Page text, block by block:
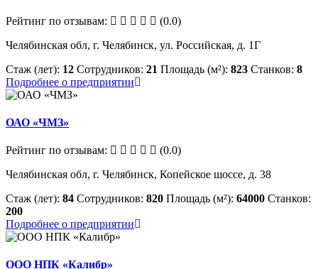
Рейтинг по отзывам:
(0.0)
Челябинская обл, г. Челябинск, ул. Российская, д. 1Г
Стаж (лет): 12 Сотрудников: 21 Площадь (м²): 823 Станков: 8
Подробнее о предприятии
ОАО «ЧМЗ»
Рейтинг по отзывам:
(0.0)
Челябинская обл, г. Челябинск, Копейское шоссе, д. 38
Стаж (лет): 84 Сотрудников: 820 Площадь (м²): 64000 Станков:
200
Подробнее о предприятии
ООО НПК «Калибр»